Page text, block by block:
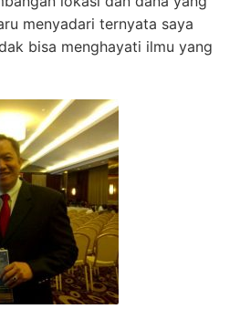
menyadari ternyata saya
bisa menghayati ilmu yang